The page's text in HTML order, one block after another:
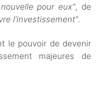
pour eux”, de
l’investissement”.
le pouvoir de devenir
majeures de